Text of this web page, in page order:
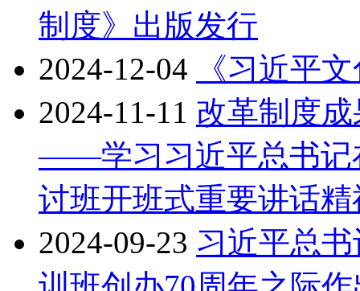
制度》出版发行
2024-12-04
《习近平
2024-11-11 改革制度
——学习习近平总书记
讨班开班式重要讲话
2024-09-23 习近平总